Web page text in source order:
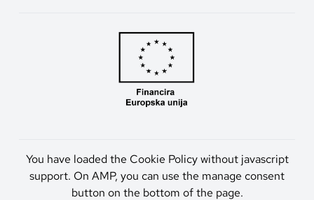
You have loaded the Cookie Policy without javascript
support. On AMP, you can use the manage consent
button on the bottom of the page.